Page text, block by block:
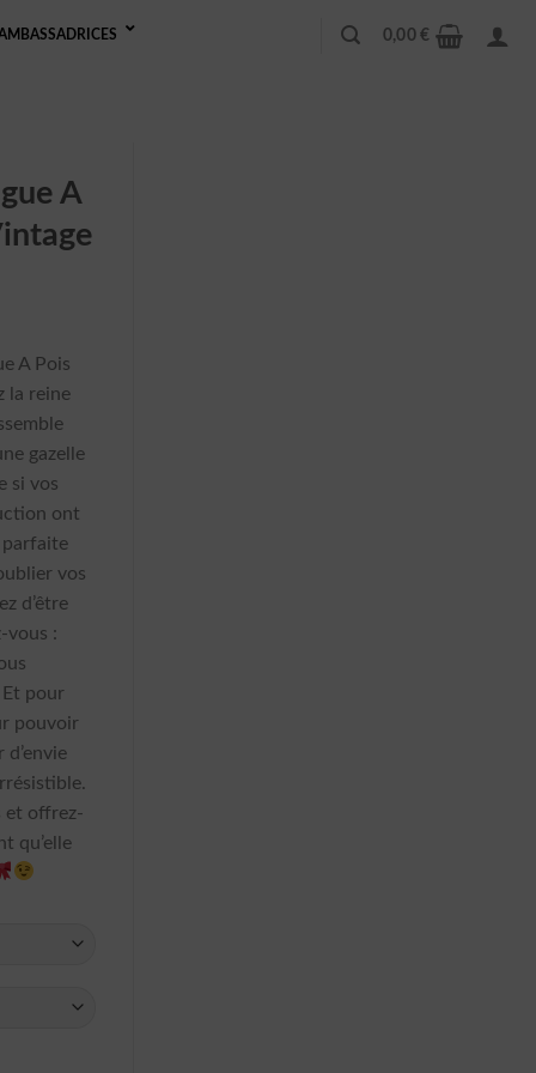
0,00€
A
A Pois
la reine
gazelle
si vos
ont
parfaite
vos
d’être
vous :
pour
pouvoir
et offrez-
qu’elle